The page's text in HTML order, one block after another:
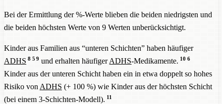
Bei der Ermittlung der %-Werte blieben die beiden niedrigsten und
die beiden höchsten Werte von 9 Werten unberücksichtigt.
Kinder aus Familien aus “unteren Schichten” haben häufiger
ADHS 8 5 9 und erhalten häufigerADHS-Medikamente. 10 6
Kinder aus der unteren Schicht haben ein in etwa doppelt so hohes
Risiko von ADHS (+ 100 %) wie Kinder aus der höchsten Schicht
(bei einem 3-Schichten-Modell). 11